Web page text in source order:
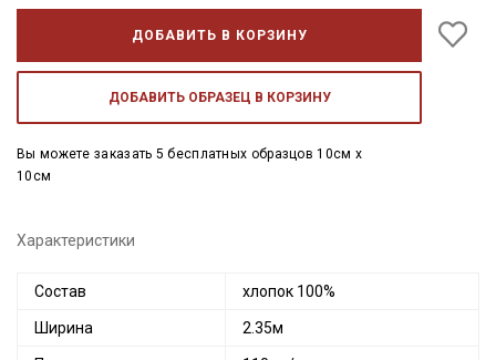
ДОБАВИТЬ В КОРЗИНУ
ДОБАВИТЬ ОБРАЗЕЦ В КОРЗИНУ
Вы можете заказать 5 бесплатных образцов 10см x
10см
Характеристики
Состав хлопок 100%
Ширина 2.35м